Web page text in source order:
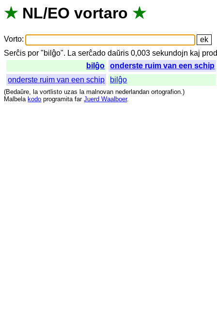
★ NL/EO vortaro ★
Vorto:
Serĉis por "bilĝo". La serĉado daŭris 0,003sekundojn kaj
bilĝo
onderste ruim van een schip
onderste ruim van een schip
bilĝo
(Bedaŭre, la vortlisto uzas la malnovan nederlandan ortografion.)
Malbela kodo programita far Juerd Waalboer.